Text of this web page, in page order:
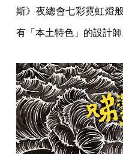
斯》夜總會七彩霓虹燈
有「本土特色」的設計師